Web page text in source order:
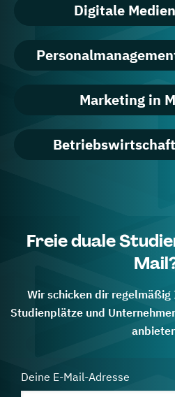
Digitale
Marketing in
Freie duale
Wir schicken dir
Studienplätze und
Deine E-Mail-Adresse